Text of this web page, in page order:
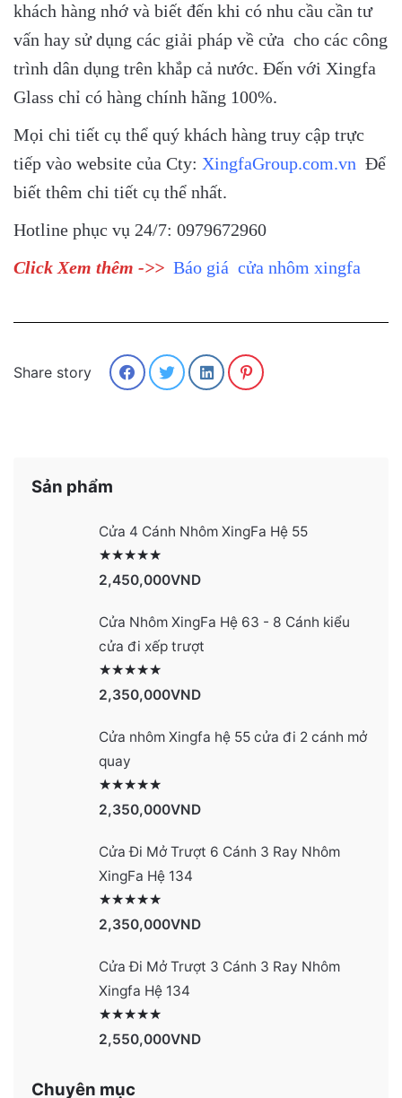
khách hàng nhớ và biết đến khi có nhu cầu cần tư
vấn hay sử dụng các giải pháp về cửa cho các công
trình dân dụng trên khắp cả nước. Đến với Xingfa
Glass chỉ có hàng chính hãng 100%.
Mọi chi tiết cụ thể quý khách hàng truy cập trực
tiếp vào website của Cty: XingfaGroup.com.vn Để
biết thêm chi tiết cụ thể nhất.
Hotline phục vụ 24/7: 0979672960
Click Xem thêm ->> Báo giá cửa nhôm xingfa
Share story
Sản phẩm
Cửa 4 Cánh Nhôm XingFa Hệ 55
2,450,000VND
Cửa Nhôm XingFa Hệ 63 - 8 Cánh kiểu
cửa đi xếp trượt
2,350,000VND
Cửa nhôm Xingfa hệ 55 cửa đi 2 cánh mở
quay
2,350,000VND
Cửa Đi Mở Trượt 6 Cánh 3 Ray Nhôm
XingFa Hệ 134
2,350,000VND
Cửa Đi Mở Trượt 3 Cánh 3 Ray Nhôm
Xingfa Hệ 134
2,550,000VND
Chuyên mục